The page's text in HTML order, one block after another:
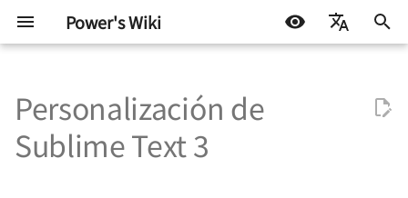
Power's Wiki
i
c
Diseño de hardware Fundamentos
Protocolos de prueba
Desarrollo incrustado STM32
Docker
机器学习入门 - 基础流程
Trucos de vida Cómo preparar un cóctel
探索之路 - 2022 小记
Construye tu propio
HomeLab
Homelab 轻量服务器管理
Acceso a un NAS Synology
mediante frp
Por qué necesitas una base
de conocimientos
Antecedentes
Personalización de
Sublime Text 3